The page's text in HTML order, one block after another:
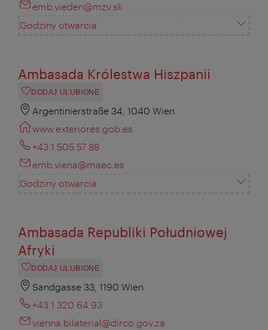
emb.vieden@mzv.sk
Godziny otwarcia
Ambasada Królestwa Hiszpanii
DODAJ ULUBIONE
Argentinierstraße 34, 1040 Wien
www.exteriores.gob.es
+43 1 505 57 88
emb.viena@maec.es
Godziny otwarcia
Ambasada Republiki Południowej
Afryki
DODAJ ULUBIONE
Sandgasse 33, 1190 Wien
+43 1 320 64 93
vienna.bilaterial@dirco.gov.za